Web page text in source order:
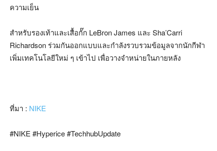
ความเย็น
สำหรับรองเท้าและเสื้อกั๊ก LeBron James และ Sha’Carri
Richardson ร่วมกันออกแบบและกำลังรวบรวมข้อมูลจากนักกีฬา
เพิ่มเทคโนโลยีใหม่ ๆ เข้าไป เพื่อวางจำหน่ายในภายหลัง
ที่มา : NIKE
#NIKE #Hyperice #TechhubUpdate